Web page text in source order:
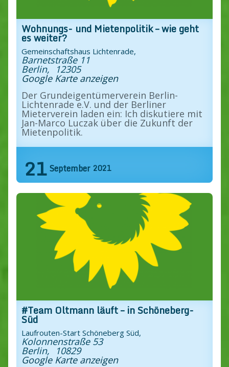
Wohnungs- und Mietenpolitik – wie geht
es weiter?
Gemeinschaftshaus Lichtenrade,
Barnetstraße 11
Berlin, 12305
Google Karte anzeigen
Der Grundeigentümerverein Berlin-
Lichtenrade e.V. und der Berliner
Mieterverein laden ein: Ich diskutiere mit
Jan-Marco Luczak über die Zukunft der
Mietenpolitik.
21 September 2021
#Team Oltmann läuft – in Schöneberg-
Süd
Laufrouten-Start Schöneberg Süd,
Kolonnenstraße 53
Berlin, 10829
Google Karte anzeigen